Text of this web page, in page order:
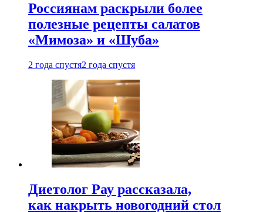
Россиянам раскрыли более
полезные рецепты салатов
«Мимоза» и «Шуба»
2 года спустя2 года спустя
Диетолог Рау рассказала,
как накрыть новогодний стол